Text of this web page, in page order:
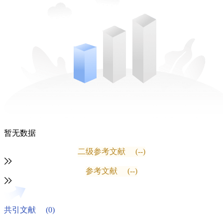
暂无数据
二级参考文献 (--)
参考文献 (--)
共引文献
(0)